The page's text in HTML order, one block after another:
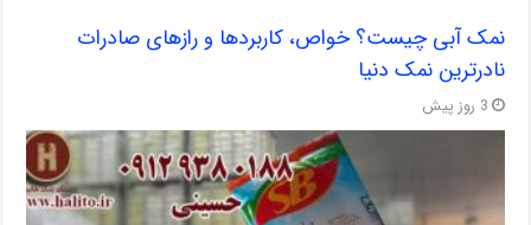
نمک آبی چیست؟ خواص، کاربردها و رازهای صادرات
نادرترین نمک دنیا
3 روز پیش